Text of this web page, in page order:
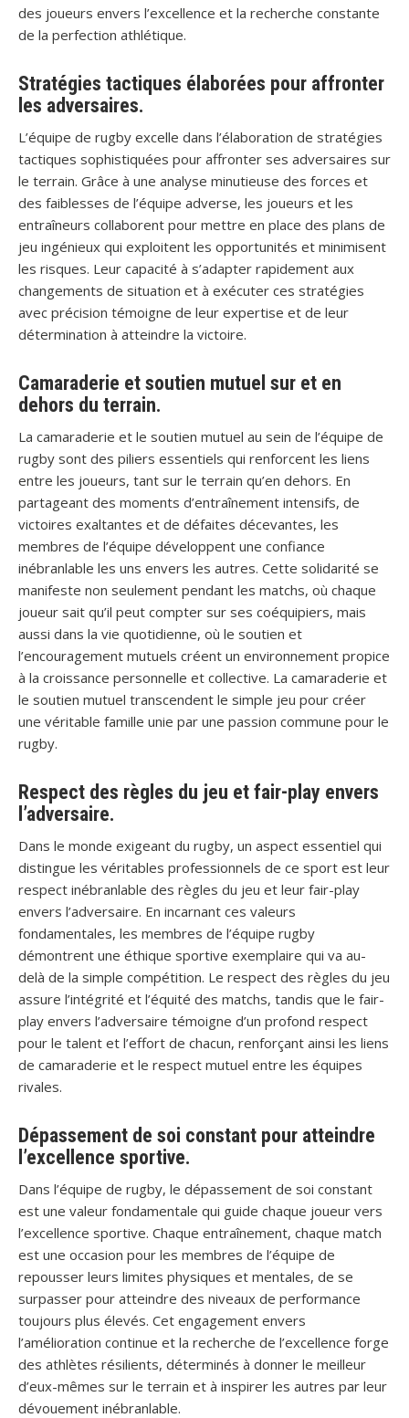
des joueurs envers l’excellence et la recherche constante
de la perfection athlétique.
Stratégies tactiques élaborées pour affronter
les adversaires.
L’équipe de rugby excelle dans l’élaboration de stratégies
tactiques sophistiquées pour affronter ses adversaires sur
le terrain. Grâce à une analyse minutieuse des forces et
des faiblesses de l’équipe adverse, les joueurs et les
entraîneurs collaborent pour mettre en place des plans de
jeu ingénieux qui exploitent les opportunités et minimisent
les risques. Leur capacité à s’adapter rapidement aux
changements de situation et à exécuter ces stratégies
avec précision témoigne de leur expertise et de leur
détermination à atteindre la victoire.
Camaraderie et soutien mutuel sur et en
dehors du terrain.
La camaraderie et le soutien mutuel au sein de l’équipe de
rugby sont des piliers essentiels qui renforcent les liens
entre les joueurs, tant sur le terrain qu’en dehors. En
partageant des moments d’entraînement intensifs, de
victoires exaltantes et de défaites décevantes, les
membres de l’équipe développent une confiance
inébranlable les uns envers les autres. Cette solidarité se
manifeste non seulement pendant les matchs, où chaque
joueur sait qu’il peut compter sur ses coéquipiers, mais
aussi dans la vie quotidienne, où le soutien et
l’encouragement mutuels créent un environnement propice
à la croissance personnelle et collective. La camaraderie et
le soutien mutuel transcendent le simple jeu pour créer
une véritable famille unie par une passion commune pour le
rugby.
Respect des règles du jeu et fair-play envers
l’adversaire.
Dans le monde exigeant du rugby, un aspect essentiel qui
distingue les véritables professionnels de ce sport est leur
respect inébranlable des règles du jeu et leur fair-play
envers l’adversaire. En incarnant ces valeurs
fondamentales, les membres de l’équipe rugby
démontrent une éthique sportive exemplaire qui va au-
delà de la simple compétition. Le respect des règles du jeu
assure l’intégrité et l’équité des matchs, tandis que le fair-
play envers l’adversaire témoigne d’un profond respect
pour le talent et l’effort de chacun, renforçant ainsi les liens
de camaraderie et le respect mutuel entre les équipes
rivales.
Dépassement de soi constant pour atteindre
l’excellence sportive.
Dans l’équipe de rugby, le dépassement de soi constant
est une valeur fondamentale qui guide chaque joueur vers
l’excellence sportive. Chaque entraînement, chaque match
est une occasion pour les membres de l’équipe de
repousser leurs limites physiques et mentales, de se
surpasser pour atteindre des niveaux de performance
toujours plus élevés. Cet engagement envers
l’amélioration continue et la recherche de l’excellence forge
des athlètes résilients, déterminés à donner le meilleur
d’eux-mêmes sur le terrain et à inspirer les autres par leur
dévouement inébranlable.